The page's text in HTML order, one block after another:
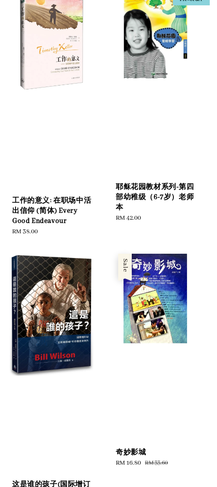
工作的意义: 在职场中活
出信仰 (简体) Every
Good Endeavour
Regular
RM 38.00
耶稣花园教材系列-第四
部幼稚级（6-7岁）老师
本
Regular
RM 42.00
这是谁的孩子(国际增订
Sale
奇妙影城
Sale
RM 16.80 Regular
RM 33.60